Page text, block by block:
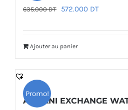
635.000DT
Le
était :
572.000 DTLe
Ajouter au panier
Promo!
ARMANI EXCHANGE